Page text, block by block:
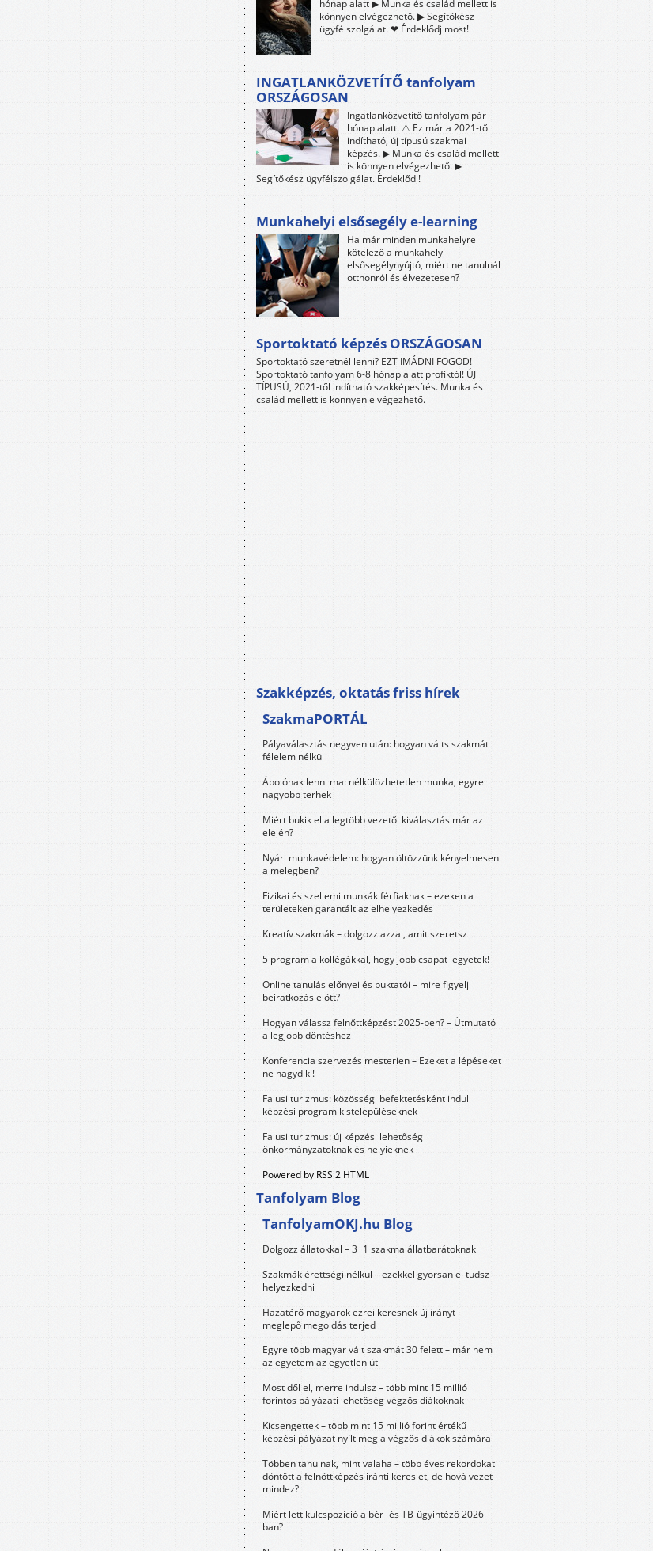
hónap alatt ▶ Munka és család mellett is
könnyen elvégezhető. ▶ Segítőkész
ügyfélszolgálat. ❤ Érdeklődj most!
INGATLANKÖZVETÍTŐ tanfolyam
ORSZÁGOSAN
Ingatlanközvetítő tanfolyam pár
hónap alatt. ⚠ Ez már a 2021-től
indítható, új típusú szakmai
képzés. ▶ Munka és család mellett
is könnyen elvégezhető. ▶
Segítőkész ügyfélszolgálat. Érdeklődj!
Munkahelyi elsősegély e-learning
Ha már minden munkahelyre
kötelező a munkahelyi
elsősegélynyújtó, miért ne tanulnál
otthonról és élvezetesen?
Sportoktató képzés ORSZÁGOSAN
Sportoktató szeretnél lenni? EZT IMÁDNI FOGOD!
Sportoktató tanfolyam 6-8 hónap alatt profiktól! ÚJ
TÍPUSÚ, 2021-től indítható szakképesítés. Munka és
család mellett is könnyen elvégezhető.
Szakképzés, oktatás friss hírek
SzakmaPORTÁL
Pályaválasztás negyven után: hogyan válts szakmát
félelem nélkül
Ápolónak lenni ma: nélkülözhetetlen munka, egyre
nagyobb terhek
Miért bukik el a legtöbb vezetői kiválasztás már az
elején?
Nyári munkavédelem: hogyan öltözzünk kényelmesen
a melegben?
Fizikai és szellemi munkák férfiaknak – ezeken a
területeken garantált az elhelyezkedés
Kreatív szakmák – dolgozz azzal, amit szeretsz
5 program a kollégákkal, hogy jobb csapat legyetek!
Online tanulás előnyei és buktatói – mire figyelj
beiratkozás előtt?
Hogyan válassz felnőttképzést 2025-ben? – Útmutató
a legjobb döntéshez
Konferencia szervezés mesterien – Ezeket a lépéseket
ne hagyd ki!
Falusi turizmus: közösségi befektetésként indul
képzési program kistelepüléseknek
Falusi turizmus: új képzési lehetőség
önkormányzatoknak és helyieknek
Powered by RSS 2 HTML
Tanfolyam Blog
TanfolyamOKJ.hu Blog
Dolgozz állatokkal – 3+1 szakma állatbarátoknak
Szakmák érettségi nélkül – ezekkel gyorsan el tudsz
helyezkedni
Hazatérő magyarok ezrei keresnek új irányt –
meglepő megoldás terjed
Egyre több magyar vált szakmát 30 felett – már nem
az egyetem az egyetlen út
Most dől el, merre indulsz – több mint 15 millió
forintos pályázati lehetőség végzős diákoknak
Kicsengettek – több mint 15 millió forint értékű
képzési pályázat nyílt meg a végzős diákok számára
Többen tanulnak, mint valaha – több éves rekordokat
döntött a felnőttképzés iránti kereslet, de hová vezet
mindez?
Miért lett kulcspozíció a bér- és TB-ügyintéző 2026-
ban?